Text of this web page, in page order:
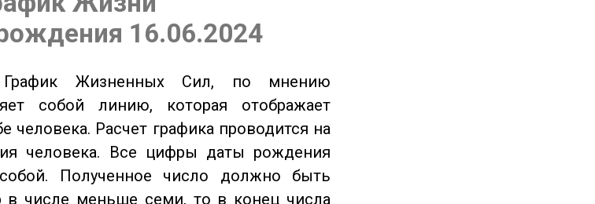
16.06.2024
Жизненных Сил, по мнению
собой линию, которая отображает
человека. Расчет графика проводится на
человека. Все цифры даты рождения
Полученное число должно быть
числе меньше семи, то в конец числа